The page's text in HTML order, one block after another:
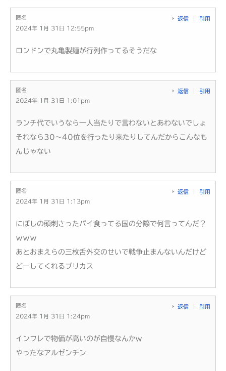
匿名
2024年 1月 31日 12:55pm
返信 引用
ロンドンで丸亀製麺が行列作ってるそうだな
匿名
2024年 1月 31日 1:01pm
返信 引用
ランチ代でいうなら一人当たりで言わないとあわないでしょ
それなら30～40位を行ったり来たりしてんだからこんなも
んじゃない
匿名
2024年 1月 31日 1:13pm
返信 引用
にぼしの頭刺さったパイ食ってる国の分際で何言ってんだ？
ｗｗｗ
あとおまえらの三枚舌外交のせいで戦争止まんないんだけど
どーしてくれるブリカス
匿名
2024年 1月 31日 1:24pm
返信 引用
インフレで物価が高いのが自慢なんかw
やったなアルゼンチン